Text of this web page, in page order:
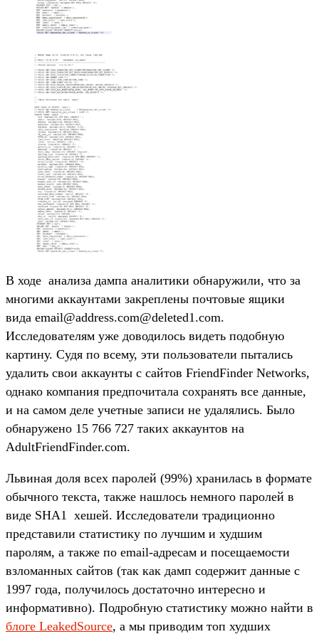
В ходе анализа дампа аналитики обнаружили, что за
многими аккаунтами закреплены почтовые ящики
вида email@address.com@deleted1.com.
Исследователям уже доводилось видеть подобную
картину. Судя по всему, эти пользователи пытались
удалить свои аккаунты с сайтов FriendFinder Networks,
однако компания предпочитала сохранять все данные,
и на самом деле учетные записи не удалялись. Было
обнаружено 15 766 727 таких аккаунтов на
AdultFriendFinder.com.
Львиная доля всех паролей (99%) хранилась в формате
обычного текста, также нашлось немного паролей в
виде SHA1 хешей. Исследователи традиционно
представили статистику по лучшим и худшим
паролям, а также по email-адресам и посещаемости
взломанных сайтов (так как дамп содержит данные с
1997 года, получилось достаточно интересно и
информативно). Подробную статистику можно найти в
блоге LeakedSource, а мы приводим топ худших